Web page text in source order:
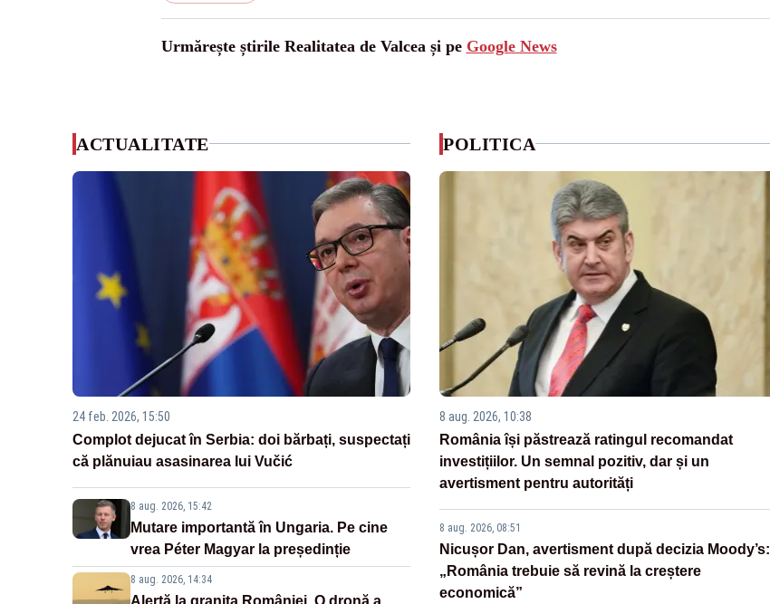
Urmărește știrile Realitatea de Valcea și pe Google News
ACTUALITATE
24 feb. 2026, 15:50
Complot dejucat în Serbia: doi bărbați, suspectați
că plănuiau asasinarea lui Vučić
8 aug. 2026, 15:42
Mutare importantă în Ungaria. Pe cine
vrea Péter Magyar la președinție
8 aug. 2026, 14:34
Alertă la granița României. O dronă a
POLITICA
8 aug. 2026, 10:38
România își păstrează ratingul recomandat
investițiilor. Un semnal pozitiv, dar și un
avertisment pentru autorități
8 aug. 2026, 08:51
Nicușor Dan, avertisment după decizia Moody’s:
„România trebuie să revină la creștere
economică”